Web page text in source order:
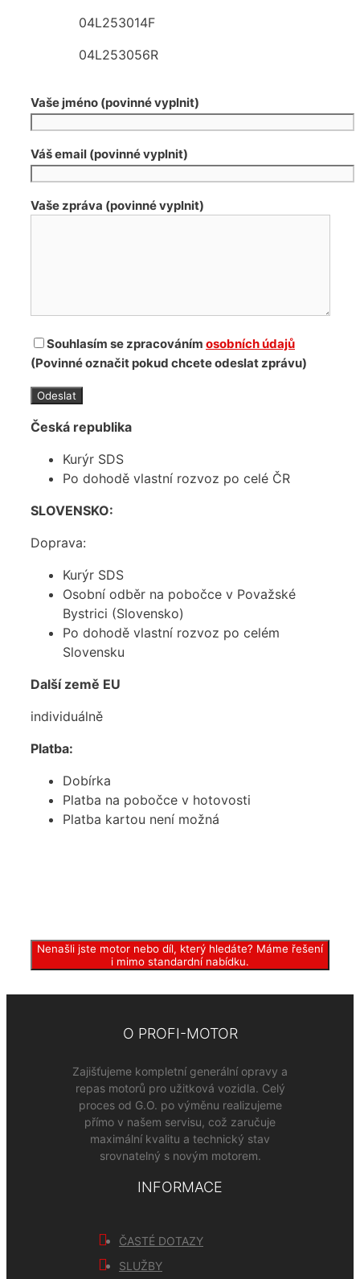
04L253014F
04L253056R
Vaše jméno (povinné vyplnit)
Váš email (povinné vyplnit)
Vaše zpráva (povinné vyplnit)
Souhlasím se zpracováním osobních údajů
(Povinné označit pokud chcete odeslat zprávu)
Česká republika
Kurýr SDS
Po dohodě vlastní rozvoz po celé ČR
SLOVENSKO:
Doprava:
Kurýr SDS
Osobní odběr na pobočce v Považské
Bystrici (Slovensko)
Po dohodě vlastní rozvoz po celém
Slovensku
Další země EU
individuálně
Platba:
Dobírka
Platba na pobočce v hotovosti
Platba kartou není možná
Nenašli jste motor nebo díl, který hledáte? Máme řešení
i mimo standardní nabídku.
O PROFI-MOTOR
Zajišťujeme kompletní generální opravy a
repas motorů pro užitková vozidla. Celý
proces od G.O. po výměnu realizujeme
přímo v našem servisu, což zaručuje
maximální kvalitu a technický stav
srovnatelný s novým motorem.
INFORMACE
ČASTÉ DOTAZY
SLUŽBY